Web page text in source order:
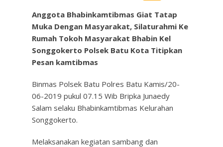
Anggota Bhabinkamtibmas Giat Tatap
Muka Dengan Masyarakat, Silaturahmi Ke
Rumah Tokoh Masyarakat Bhabin Kel
Songgokerto Polsek Batu Kota Titipkan
Pesan kamtibmas
Binmas Polsek Batu Polres Batu Kamis/20-
06-2019 pukul 07.15 Wib Bripka Junaedy
Salam selaku Bhabinkamtibmas Kelurahan
Songgokerto.
Melaksanakan kegiatan sambang dan